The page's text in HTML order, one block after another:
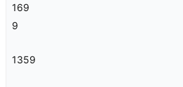
169
9
1359